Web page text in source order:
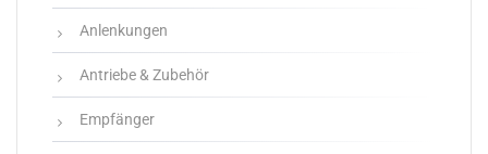
Anlenkungen
Antriebe & Zubehör
Empfänger